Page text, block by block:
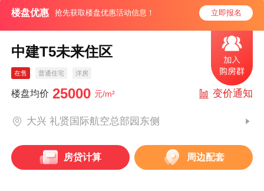
楼盘优惠 抢先获取楼盘优惠活动信息！ 立即报名
中建T5未来住区
在售 普通住宅 洋房
楼盘均价 25000 元/m² 变价通知
大兴 礼贤国际航空总部园东侧
房贷计算 周边配套